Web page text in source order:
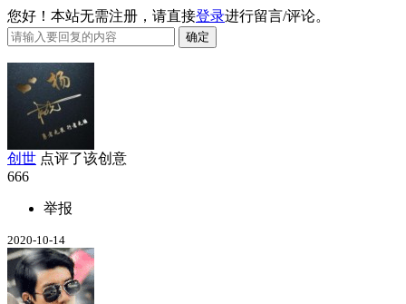
您好！本站无需注册，请直接登录进行留言/评论。
创世 点评了该创意
666
举报
2020-10-14